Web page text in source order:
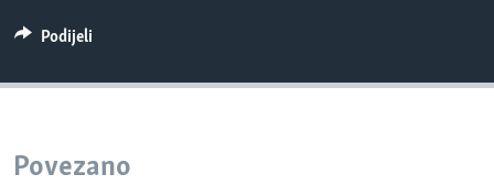
Podijeli
Povezano